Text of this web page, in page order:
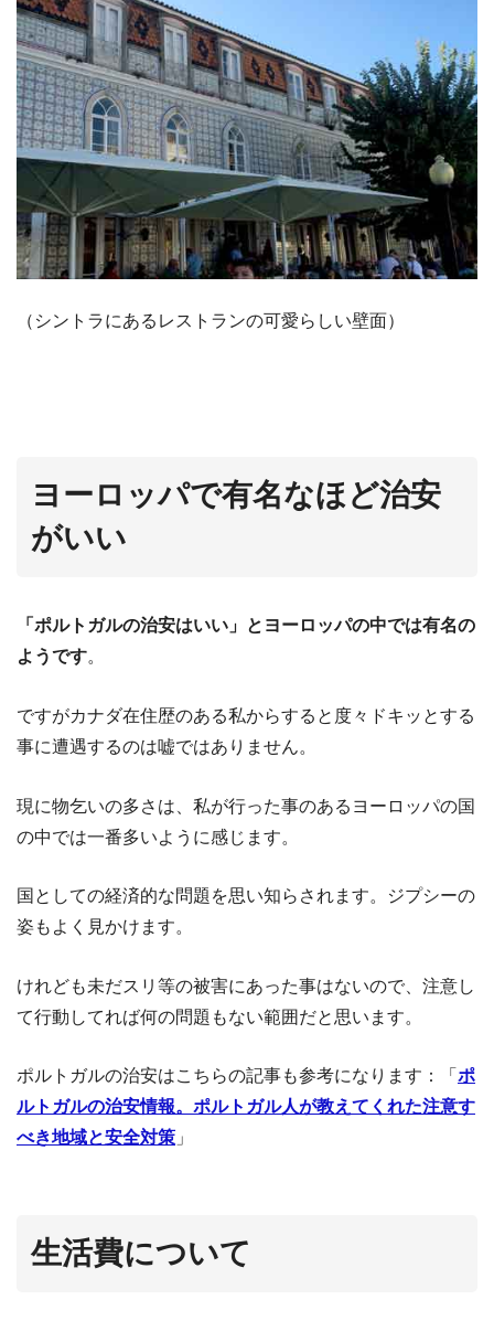
（シントラにあるレストランの可愛らしい壁面）
ヨーロッパで有名なほど治安
がいい
「ポルトガルの治安はいい」とヨーロッパの中では有名の
ようです。
ですがカナダ在住歴のある私からすると度々ドキッとする
事に遭遇するのは嘘ではありません。
現に物乞いの多さは、私が行った事のあるヨーロッパの国
の中では一番多いように感じます。
国としての経済的な問題を思い知らされます。ジプシーの
姿もよく見かけます。
けれども未だスリ等の被害にあった事はないので、注意し
て行動してれば何の問題もない範囲だと思います。
ポルトガルの治安はこちらの記事も参考になります：「 ポ
ルトガルの治安情報。ポルトガル人が教えてくれた注意す
べき地域と安全対策 」
生活費について